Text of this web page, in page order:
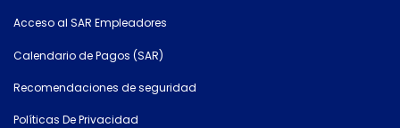
×
Consultá
número
de
Acceso al SAR Empleadores
Calendario de Pagos (SAR)
Recomendaciones de seguridad
Políticas De Privacidad